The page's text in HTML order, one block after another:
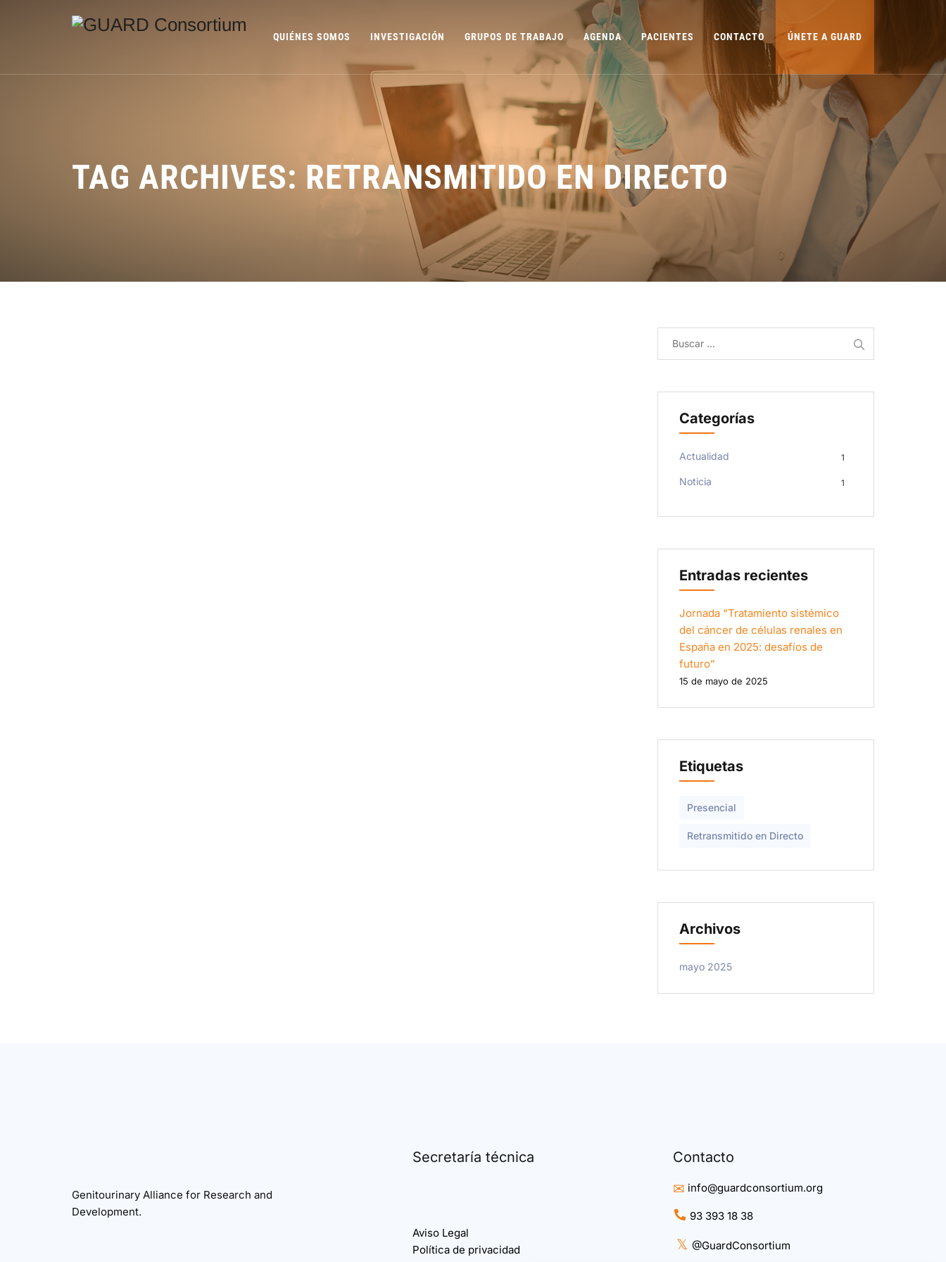
QUIÉNES SOMOS INVESTIGACIÓN GRUPOS DE TRABAJO AGENDA PACIENTES CONTACTO ÚNETE A GUARD
TAG ARCHIVES: RETRANSMITIDO EN DIRECTO
Categorías
Actualidad 1
Noticia 1
Entradas recientes
Jornada “Tratamiento sistémico
del cáncer de células renales en
España en 2025: desafíos de
futuro”
15 de mayo de 2025
Etiquetas
Presencial
Retransmitido en Directo
Archivos
mayo 2025
Genitourinary Alliance for Research and
Development.
Secretaría técnica
Aviso Legal
Política de privacidad
Contacto
info@guardconsortium.org
93 393 18 38
𝕏 @GuardConsortium